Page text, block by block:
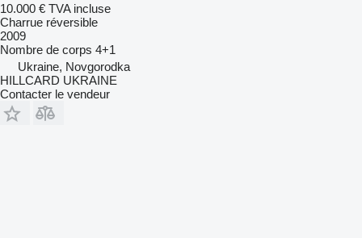
10.000 € TVA incluse
Charrue réversible
2009
Nombre de corps 4+1
Ukraine, Novgorodka
HILLCARD UKRAINE
Contacter le vendeur